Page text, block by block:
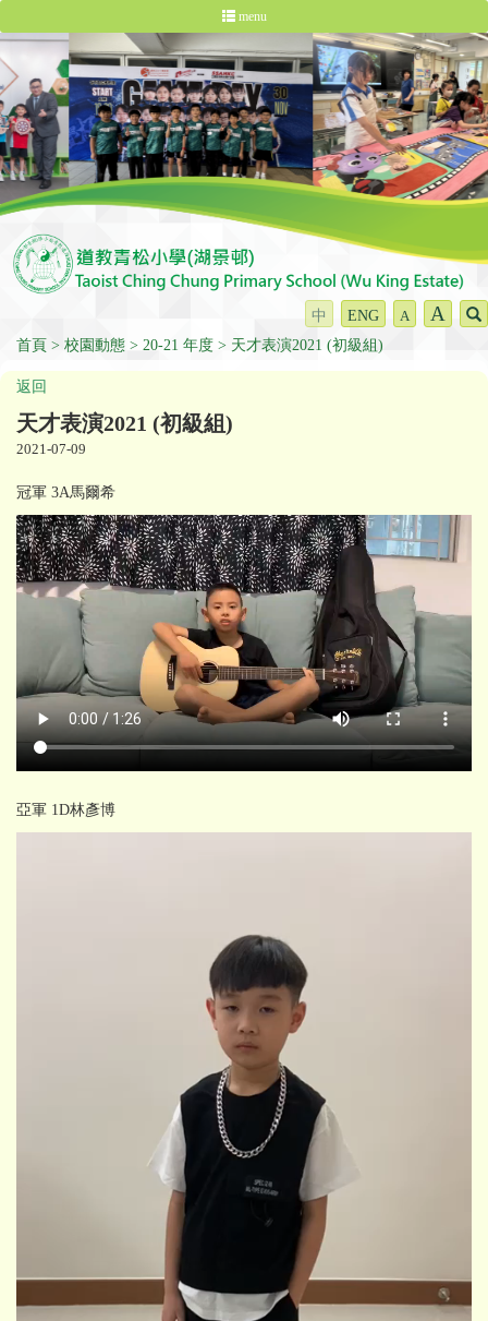
menu
中 ENG A A
首頁 校園動態 20-21 年度 天才表演2021 (初級組)
返回
天才表演2021 (初級組)
2021-07-09
冠軍 3A馬爾希
亞軍 1D林彥博